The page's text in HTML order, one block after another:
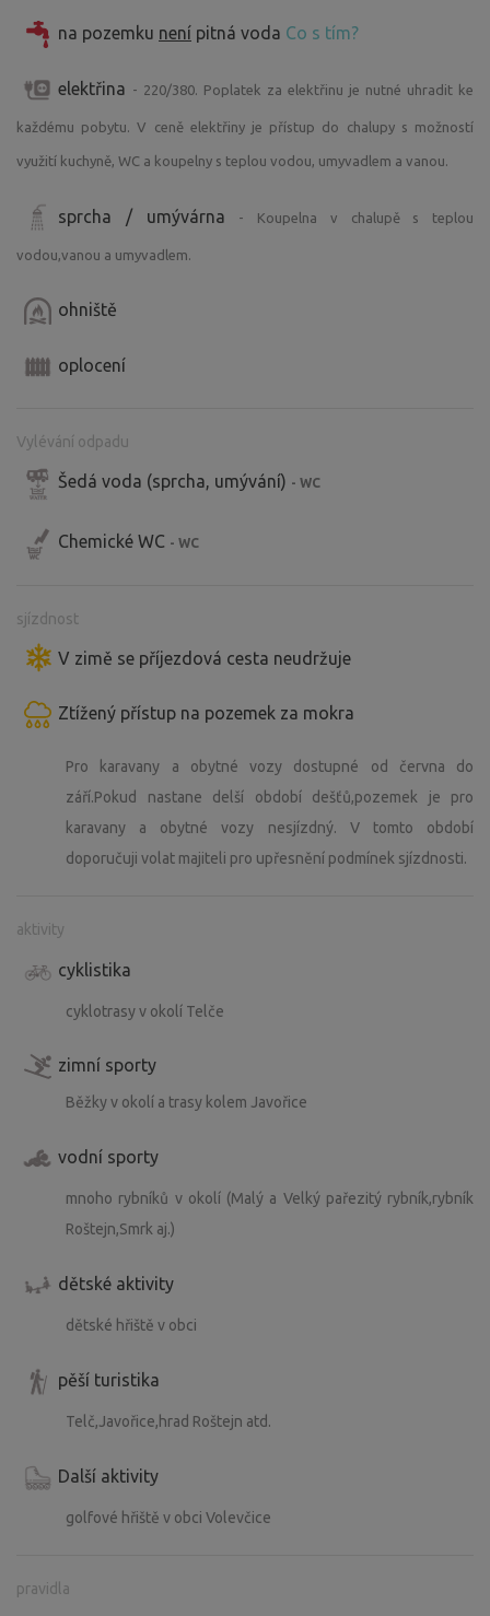
na pozemku není pitná voda Co s tím?
elektřina - 220/380. Poplatek za elektřinu je nutné uhradit ke
každému pobytu. V ceně elektřiny je přístup do chalupy s možností
využití kuchyně, WC a koupelny s teplou vodou, umyvadlem a vanou.
sprcha / umývárna - Koupelna v chalupě s teplou
vodou,vanou a umyvadlem.
ohniště
oplocení
Vylévání odpadu
Šedá voda (sprcha, umývání) - WC
Chemické WC - WC
sjízdnost
V zimě se příjezdová cesta neudržuje
Ztížený přístup na pozemek za mokra
Pro karavany a obytné vozy dostupné od června do
září.Pokud nastane delší období dešťů,pozemek je pro
karavany a obytné vozy nesjízdný. V tomto období
doporučuji volat majiteli pro upřesnění podmínek sjízdnosti.
aktivity
cyklistika
cyklotrasy v okolí Telče
zimní sporty
Běžky v okolí a trasy kolem Javořice
vodní sporty
mnoho rybníků v okolí (Malý a Velký pařezitý rybník,rybník
Roštejn,Smrk aj.)
dětské aktivity
dětské hřiště v obci
pěší turistika
Telč,Javořice,hrad Roštejn atd.
Další aktivity
golfové hřiště v obci Volevčice
pravidla